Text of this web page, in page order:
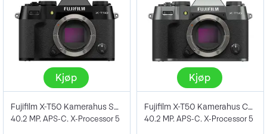
Kjøp
Fujifilm X-T50 Kamerahus Sort
40.2 MP. APS-C. X-Processor 5
Kjøp
Fujifilm X-T50 Kamerahus Charcoal
40.2 MP. APS-C. X-Processor 5